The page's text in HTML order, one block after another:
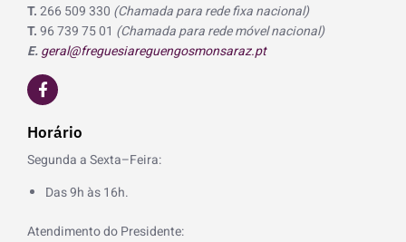
T.266 509 330 (Chamada para rede fixa nacional)
T.96 739 75 01 (Chamada para rede móvel nacional)
E.geral@freguesiareguengosmonsaraz.pt
F
a
c
e
b
o
o
k
Horário
Segunda a Sexta–Feira:
Das 9h às 16h.
Atendimento do Presidente: